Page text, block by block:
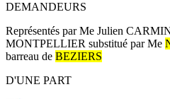
DEMANDEURS
Représentés par Me Julien
MONTPELLIER substitué par Me
barreau de BEZIERS
D'UNE PART